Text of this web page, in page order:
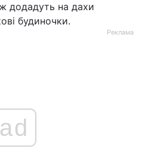
додадуть на дахи
будиночки.
Реклама
ad